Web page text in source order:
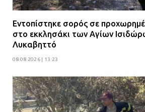
Εντοπίστηκε σορός σε
στο εκκλησάκι των Αγίων
Λυκαβηττό
08.08.2026 | 13:23